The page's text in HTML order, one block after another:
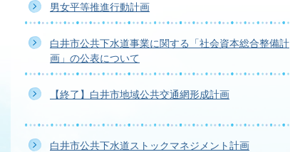
男女平等推進行動計画
白井市公共下水道事業に関する「社会資本総合整備計
画」の公表について
【終了】白井市地域公共交通網形成計画
白井市公共下水道ストックマネジメント計画